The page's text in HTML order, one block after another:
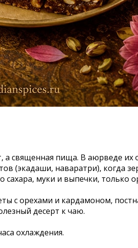
священная пища. В аюрведе их
(экадаши, наваратри), когда
сахара, муки и выпечки, только
с орехами и кардамоном,
десерт к чаю.
охлаждения.